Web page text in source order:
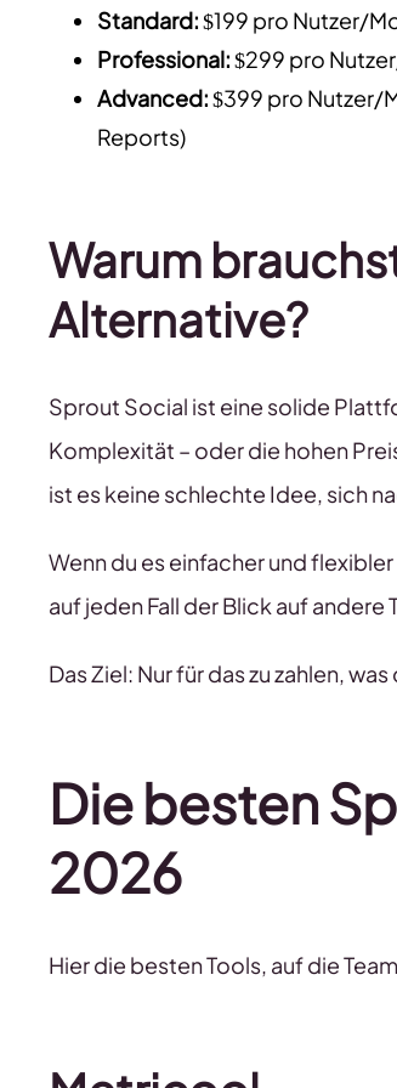
Standard:$199 pro Nutzer/
Professional:$299 pro
Advanced:$399 pro Nutzer/
Reports)
Warum
Alternative?
Sprout Social ist eine solide
Komplexität – oder die hohen
ist es keine schlechte Idee, sich
Wenn du es einfacher und
auf jeden Fall der Blick auf andere
Das Ziel: Nur für das zu zahlen,
Die besten
2026
Hier die besten Tools, auf die